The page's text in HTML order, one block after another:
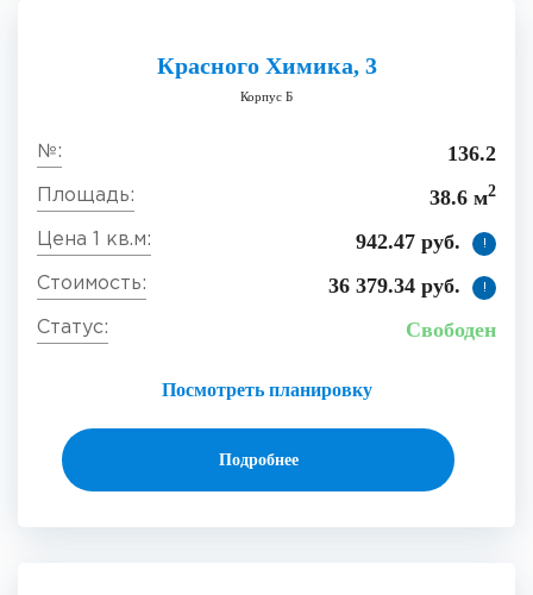
Красного Химика, 3
Корпус Б
136.2
38.6 м2
942.47 руб. !
36 379.34 руб. !
Посмотреть планировку
Свободен
Подробнее